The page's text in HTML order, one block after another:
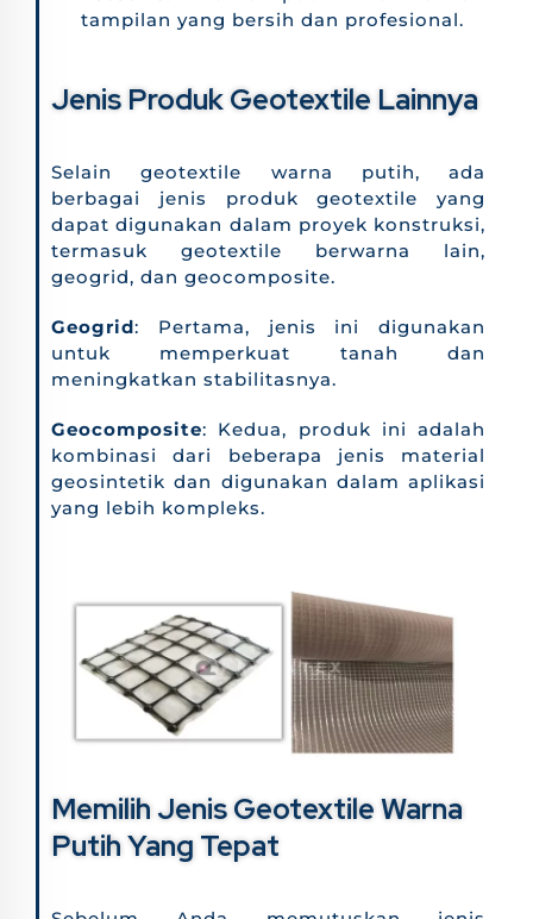
tampilan yang bersih dan profesional.
Jenis Produk Geotextile Lainnya
Selain geotextile warna putih, ada
berbagai jenis produk geotextile yang
dapat digunakan dalam proyek konstruksi,
termasuk geotextile berwarna lain,
geogrid, dan geocomposite.
Geogrid: Pertama, jenis ini digunakan
untuk memperkuat tanah dan
meningkatkan stabilitasnya.
Geocomposite: Kedua, produk ini adalah
kombinasi dari beberapa jenis material
geosintetik dan digunakan dalam aplikasi
yang lebih kompleks.
Memilih Jenis Geotextile Warna
Putih Yang Tepat